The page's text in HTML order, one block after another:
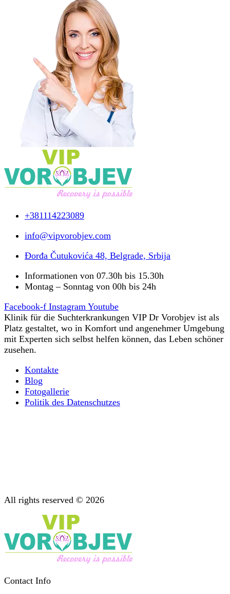
+381114223089
info@vipvorobjev.com
Đorđa Čutukovića 48, Belgrade, Srbija
Informationen von 07.30h bis 15.30h
Montag – Sonntag von 00h bis 24h
Facebook-f Instagram Youtube
Klinik für die Suchterkrankungen VIP Dr Vorobjev ist als
Platz gestaltet, wo in Komfort und angenehmer Umgebung
mit Experten sich selbst helfen können, das Leben schöner
zusehen.
Kontakte
Blog
Fotogallerie
Politik des Datenschutzes
All rights reserved © 2026
Contact Info